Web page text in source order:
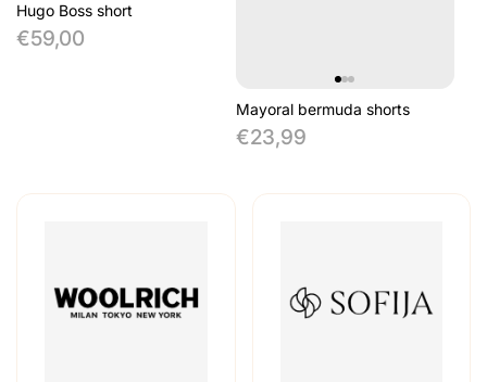
Hugo Boss short
€59,00
Mayoral bermuda shorts
€23,99